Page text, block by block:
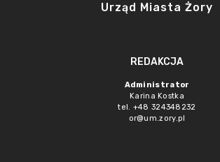
Urząd Miasta Żory
REDAKCJA
Administrator
Karina Kostka
tel. +48 324348232
or@um.zory.pl